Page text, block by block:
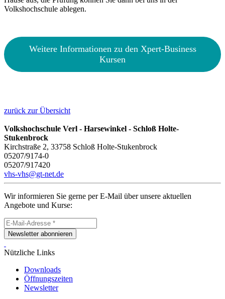
Volkshochschule ablegen.
Weitere Informationen zu den Xpert-Business
Kursen
zurück zur Übersicht
Volkshochschule Verl - Harsewinkel - Schloß Holte-
Stukenbrock
Kirchstraße 2, 33758 Schloß Holte-Stukenbrock
05207/9174-0
05207/917420
vhs-vhs@gt-net.de
Wir informieren Sie gerne per E-Mail über unsere aktuellen
Angebote und Kurse:
Newsletter abonnieren
Nützliche Links
Downloads
Öffnungszeiten
Newsletter